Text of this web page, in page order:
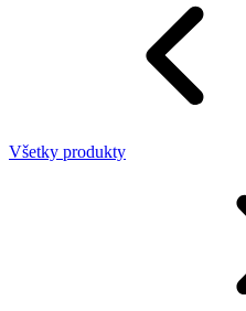
Všetky produkty